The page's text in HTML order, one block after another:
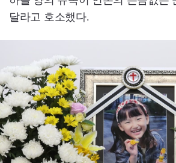
달라고 호소했다.